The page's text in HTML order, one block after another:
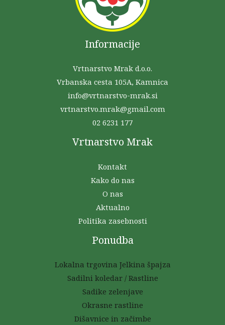
Informacije
Vrtnarstvo Mrak d.o.o.
Vrbanska cesta 105A, Kamnica
info@vrtnarstvo-mrak.si
vrtnarstvo.mrak@gmail.com
02 6231 177
Vrtnarstvo Mrak
Kontakt
Kako do nas
O nas
Aktualno
Politika zasebnosti
Ponudba
Lokalna trgovina Jelkina špajza
Sadilni koledar / Rastline
Sadike zelenjave
Okrasne rastline
Dišavnice in začimbe